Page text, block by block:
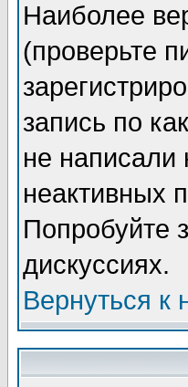
Наиболее
(проверьте
запись по
не написали
неактивных
Попробуйте
дискуссиях.
Вернуться к